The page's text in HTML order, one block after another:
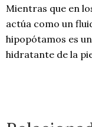
Mientras que en
actúa como un
hipopótamos es
hidratante de la